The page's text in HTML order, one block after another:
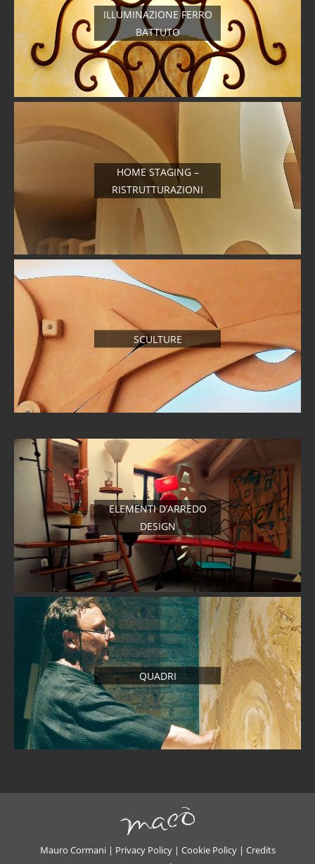
ILLUMINAZIONE FERRO
BATTUTO
HOME STAGING –
RISTRUTTURAZIONI
SCULTURE
ELEMENTI D’ARREDO
DESIGN
QUADRI
Mauro Cormani | Privacy Policy| Cookie Policy| Credits